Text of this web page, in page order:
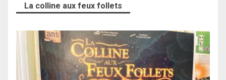
La colline aux feux follets